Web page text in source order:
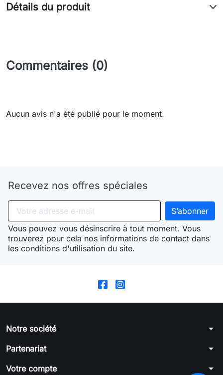
Détails du produit
Commentaires (0)
Aucun avis n'a été publié pour le moment.
Recevez nos offres spéciales
Vous pouvez vous désinscrire à tout moment. Vous
trouverez pour cela nos informations de contact dans
les conditions d'utilisation du site.
Notre société arrow_drop_down
Partenariat arrow_drop_down
Votre compte arrow_drop_down